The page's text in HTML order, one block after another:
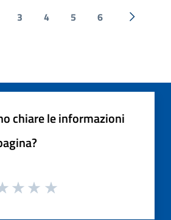
3 4 5 6
chiare le informazioni